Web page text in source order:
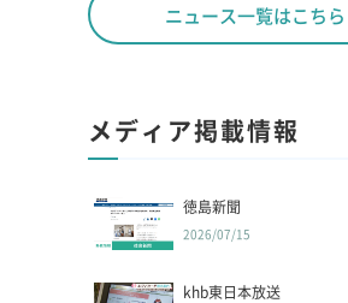
ニュース一覧はこちら
メディア掲載情報
徳島新聞
2026/07/15
khb東日本放送